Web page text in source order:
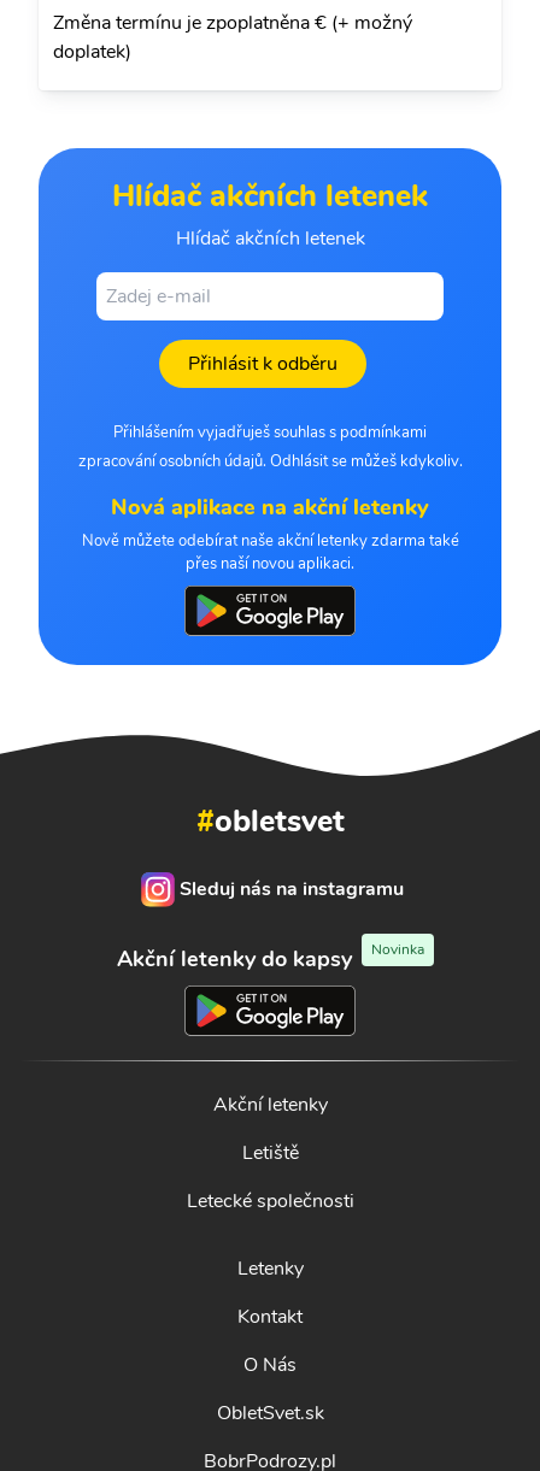
Změna termínu je zpoplatněna € (+ možný
doplatek)
Hlídač akčních letenek
Hlídač akčních letenek
Přihlásit k odběru
Přihlášením vyjadřuješ souhlas s podmínkami
zpracování osobních údajů. Odhlásit se můžeš kdykoliv.
Nová aplikace na akční letenky
Nově můžete odebírat naše akční letenky zdarma také
přes naší novou aplikaci.
#obletsvet
Sleduj nás na instagramu
Akční letenky do kapsy Novinka
Akční letenky
Letiště
Letecké společnosti
Letenky
Kontakt
O Nás
ObletSvet.sk
BobrPodrozy.pl